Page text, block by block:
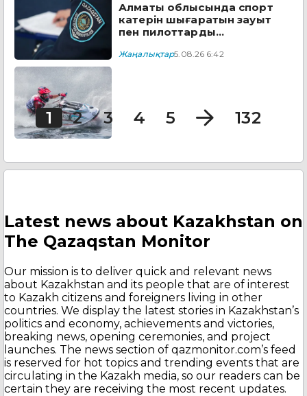
Алматы облысында спорт
катерін шығаратын зауыт
пен пилоттарды
ашылады
Жаңалықтар5.08.26 6:42
1 2 3 4 5 132
Latest news about Kazakhstan on
The Qazaqstan Monitor
Our mission is to deliver quick and relevant news
about Kazakhstan and its people that are of interest
to Kazakh citizens and foreigners living in other
countries. We display the latest stories in Kazakhstan’s
politics and economy, achievements and victories,
breaking news, opening ceremonies, and project
launches. The news section of qazmonitor.com’s feed
is reserved for hot topics and trending events that are
circulating in the Kazakh media, so our readers can be
certain they are receiving the most recent updates.